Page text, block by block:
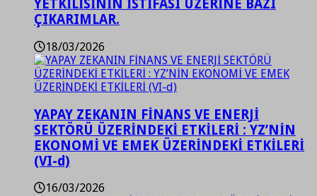
YETKİLİSİNİN İSTİFASI ÜZERİNE BAZI
ÇIKARIMLAR.
18/03/2026
YAPAY ZEKANIN FİNANS VE ENERJİ
SEKTÖRÜ ÜZERİNDEKİ ETKİLERİ : YZ’NİN
EKONOMİ VE EMEK ÜZERİNDEKİ ETKİLERİ
(VI-d)
16/03/2026